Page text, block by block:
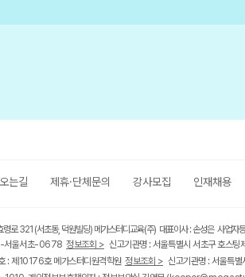
는길 제휴·단체문의 강사모집 인재채용
로 321 (서초동, 덕원빌딩) 메가스터디교육(주) 대표이사 : 손성은 사
서울서초-0678 정보조회 > 신고기관명 : 서울특별시 서초구 호스팅
: 제10176호 메가스터디원격학원 정보조회 > 신고기관명 : 서울특별